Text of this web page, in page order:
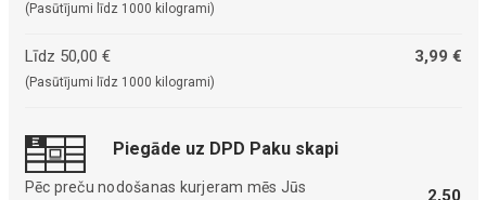
(Pasūtījumi līdz 1000 kilogrami)
Līdz 50,00 €
(Pasūtījumi līdz 1000 kilogrami)
3,99 €
Piegāde uz DPD Paku skapi
Pēc preču nodošanas kurjeram mēs Jūs
2,50